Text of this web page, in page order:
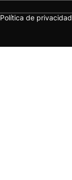
Política de privacidad